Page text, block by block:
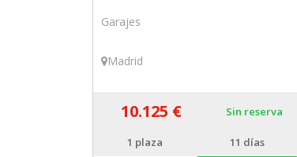
Garajes
Madrid
10.125 € Sin reserva
1 plaza 11 días